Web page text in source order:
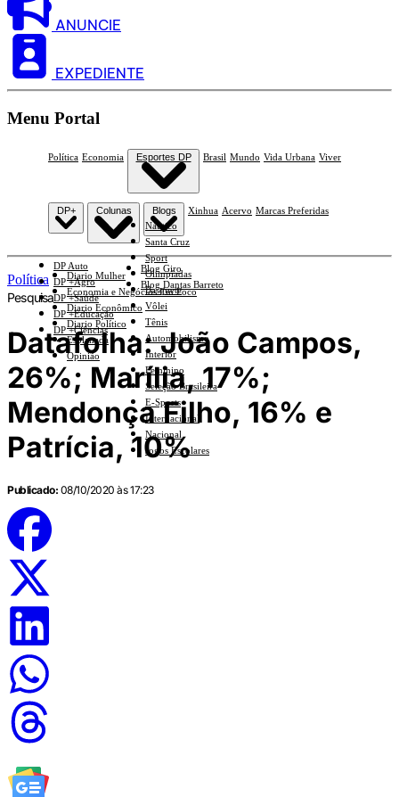
ANUNCIE
EXPEDIENTE
Menu Portal
Política Economia Esportes DP
Náutico
Santa Cruz
Sport
Olimpíadas
Basquete
Vôlei
Tênis
Automobilismo
Interior
Feminino
Seleção Brasileira
E-Sports
Internacional
Nacional
Jogos Escolares
Brasil Mundo Vida Urbana Viver
DP+
DP Auto
DP +Agro
DP +Saúde
DP +Educação
DP +Ciências
Colunas
Diario Mulher
Economia e Negócios Em Foco
Diario Econômico
Diario Político
Esplanada
Opinião
Blogs
Blog Giro
Blog Dantas Barreto
Xinhua Acervo Marcas Preferidas
Política
Pesquisa
Datafolha: João Campos,
26%; Marília, 17%;
Mendonça Filho, 16% e
Patrícia, 10%
Publicado: 08/10/2020 às 17:23